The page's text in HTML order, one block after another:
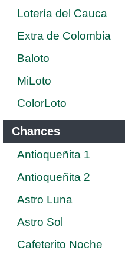
Lotería del Cauca
Extra de Colombia
Baloto
MiLoto
ColorLoto
Chances
Antioqueñita 1
Antioqueñita 2
Astro Luna
Astro Sol
Cafeterito Noche